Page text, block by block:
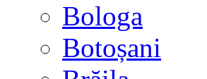
Bologa
Botoșani